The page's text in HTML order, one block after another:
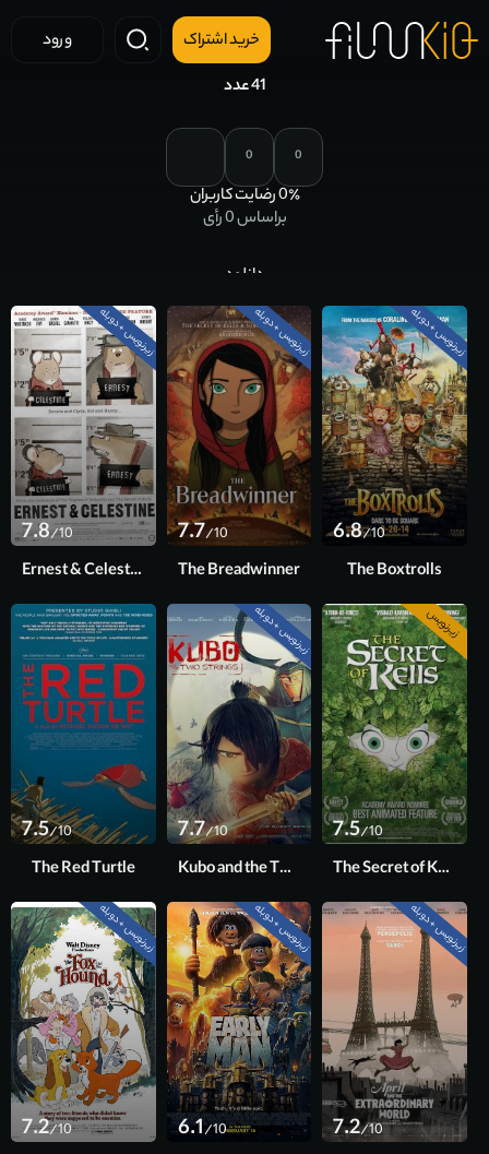
خرید اشتراک ورود کارتون
41 عدد
0
0
0٪ رضایت کاربران
براساس0رأی
دانلود
زیرنویس + دوبله
6.8/10
The Boxtrolls
زیرنویس + دوبله
7.7/10
The Breadwinner
زیرنویس + دوبله
7.8/10
Ernest & Celestine
زیرنویس
7.5/10
The Secret of Kells
زیرنویس + دوبله
7.7/10
Kubo and the Two Strings
7.5/10
The Red Turtle
زیرنویس + دوبله
7.2/10
زیرنویس + دوبله
6.1/10
زیرنویس + دوبله
7.2/10